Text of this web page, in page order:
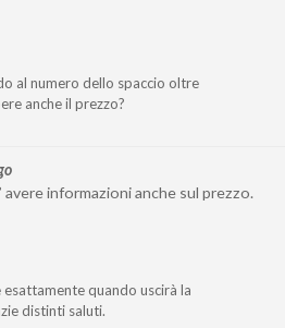
al numero dello spaccio oltre
anche il prezzo?
avere informazioni anche sul prezzo.
quando uscirà la
distinti saluti.